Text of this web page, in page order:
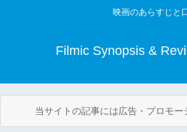
映画のあらすじと
Filmic Synopsis &
当サイトの記事には広告・プロモ